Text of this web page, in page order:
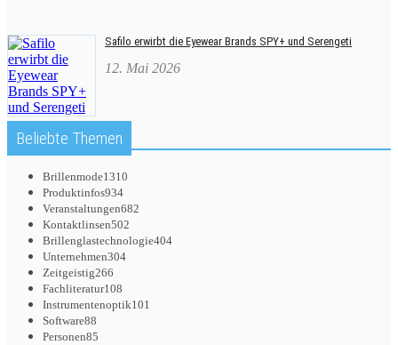
Safilo erwirbt die Eyewear Brands SPY+ und Serengeti
12. Mai 2026
Beliebte Themen
Brillenmode1310
Produktinfos934
Veranstaltungen682
Kontaktlinsen502
Brillenglastechnologie404
Unternehmen304
Zeitgeistig266
Fachliteratur108
Instrumentenoptik101
Software88
Personen85